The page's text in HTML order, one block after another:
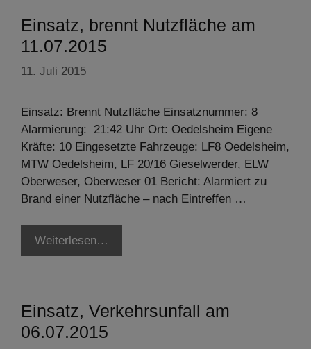
Einsatz, brennt Nutzfläche am
11.07.2015
11. Juli 2015
Einsatz: Brennt Nutzfläche Einsatznummer: 8
Alarmierung: 21:42 Uhr Ort: Oedelsheim Eigene
Kräfte: 10 Eingesetzte Fahrzeuge: LF8 Oedelsheim,
MTW Oedelsheim, LF 20/16 Gieselwerder, ELW
Oberweser, Oberweser 01 Bericht: Alarmiert zu
Brand einer Nutzfläche – nach Eintreffen …
Weiterlesen…
Einsatz, Verkehrsunfall am
06.07.2015